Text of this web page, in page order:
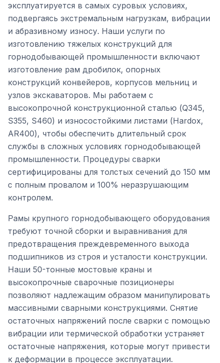
эксплуатируется в самых суровых условиях,
подвергаясь экстремальным нагрузкам, вибрации
и абразивному износу. Наши услуги по
изготовлению тяжелых конструкций для
горнодобывающей промышленности включают
изготовление рам дробилок, опорных
конструкций конвейеров, корпусов мельниц и
узлов экскаваторов. Мы работаем с
высокопрочной конструкционной сталью (Q345,
S355, S460) и износостойкими листами (Hardox,
AR400), чтобы обеспечить длительный срок
службы в сложных условиях горнодобывающей
промышленности. Процедуры сварки
сертифицированы для толстых сечений до 150 мм
с полным провалом и 100% неразрушающим
контролем.
Рамы крупного горнодобывающего оборудования
требуют точной сборки и выравнивания для
предотвращения преждевременного выхода
подшипников из строя и усталости конструкции.
Наши 50-тонные мостовые краны и
высокопрочные сварочные позиционеры
позволяют надлежащим образом манипулировать
массивными сварными конструкциями. Снятие
остаточных напряжений после сварки с помощью
вибрации или термической обработки устраняет
остаточные напряжения, которые могут привести
к деформации в процессе эксплуатации.